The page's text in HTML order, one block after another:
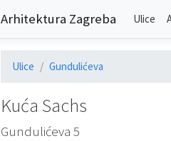
Arhitektura Zagreba Ulice
Ulice Gundulićeva
Kuća Sachs
Gundulićeva 5